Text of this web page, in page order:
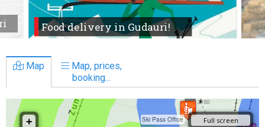
Food delivery in Gudauri!
Map
Map, prices,
booking...